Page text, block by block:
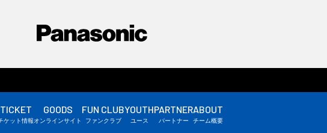
TICKET
ケット情報
GOODS
オンラインサイト
FUN CLUB
ファンクラブ
YOUTH
ユース
PARTNER
パートナー
ABOUT
チーム概要